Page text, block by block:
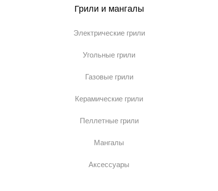
Грили и мангалы
Электрические грили
Угольные грили
Газовые грили
Керамические грили
Пеллетные грили
Мангалы
Аксессуары